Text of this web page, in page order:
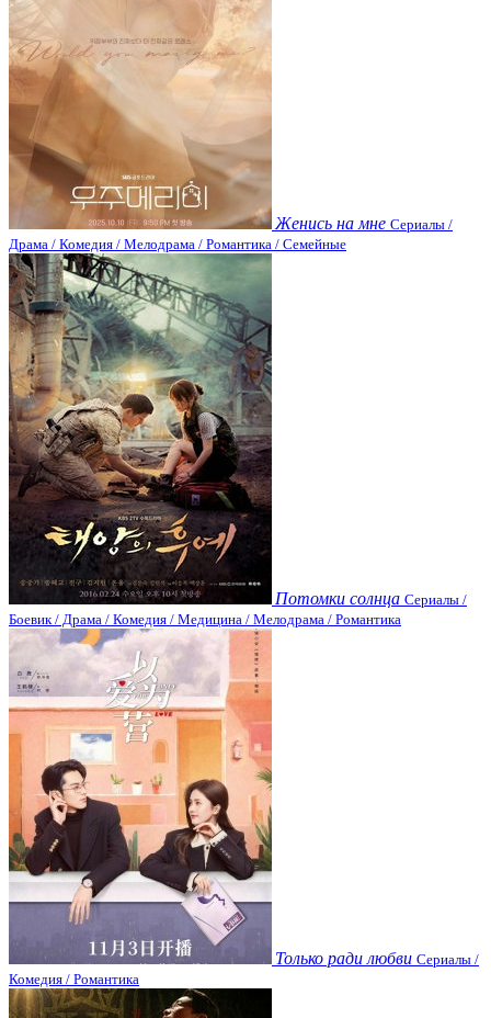
Женись на мне Сериалы /
Драма / Комедия / Мелодрама / Романтика / Семейные
Потомки солнца Сериалы /
Боевик / Драма / Комедия / Медицина / Мелодрама / Романтика
Только ради любви Сериалы /
Комедия / Романтика